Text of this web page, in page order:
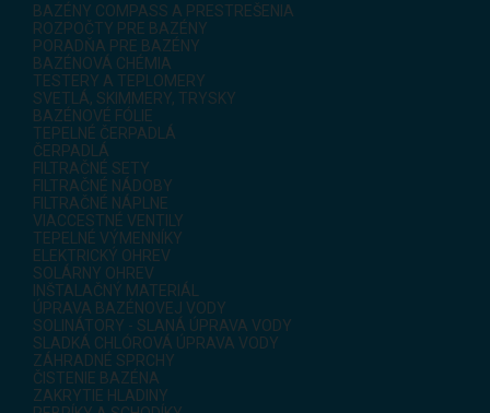
BAZÉNY COMPASS A PRESTREŠENIA
ROZPOČTY PRE BAZÉNY
PORADŇA PRE BAZÉNY
BAZÉNOVÁ CHÉMIA
TESTERY A TEPLOMERY
SVETLÁ, SKIMMERY, TRYSKY
BAZÉNOVÉ FÓLIE
TEPELNÉ ČERPADLÁ
ČERPADLÁ
FILTRAČNÉ SETY
FILTRAČNÉ NÁDOBY
FILTRAČNÉ NÁPLNE
VIACCESTNÉ VENTILY
TEPELNÉ VÝMENNÍKY
ELEKTRICKÝ OHREV
SOLÁRNY OHREV
INŠTALAČNÝ MATERIÁL
ÚPRAVA BAZÉNOVEJ VODY
SOLINÁTORY - SLANÁ ÚPRAVA VODY
SLADKÁ CHLÓROVÁ ÚPRAVA VODY
ZÁHRADNÉ SPRCHY
ČISTENIE BAZÉNA
ZAKRYTIE HLADINY